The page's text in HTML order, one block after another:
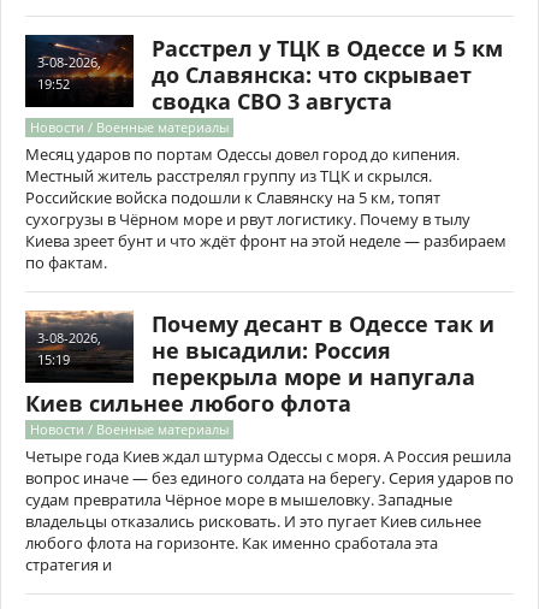
3-08-2026,
19:52
Расстрел у ТЦК в Одессе и 5 км
до Славянска: что скрывает
сводка СВО 3 августа
Новости / Военные материалы
Месяц ударов по портам Одессы довел город до кипения.
Местный житель расстрелял группу из ТЦК и скрылся.
Российские войска подошли к Славянску на 5 км, топят
сухогрузы в Чёрном море и рвут логистику. Почему в тылу
Киева зреет бунт и что ждёт фронт на этой неделе — разбираем
по фактам.
3-08-2026,
15:19
Почему десант в Одессе так и
не высадили: Россия
перекрыла море и напугала
Киев сильнее любого флота
Новости / Военные материалы
Четыре года Киев ждал штурма Одессы с моря. А Россия решила
вопрос иначе — без единого солдата на берегу. Серия ударов по
судам превратила Чёрное море в мышеловку. Западные
владельцы отказались рисковать. И это пугает Киев сильнее
любого флота на горизонте. Как именно сработала эта
стратегия и